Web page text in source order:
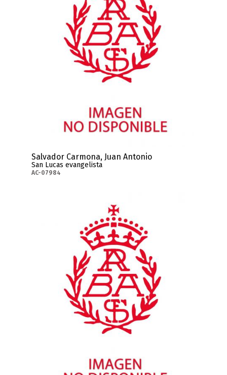
Salvador Carmona, Juan Antonio
San Lucas evangelista
AC-07984